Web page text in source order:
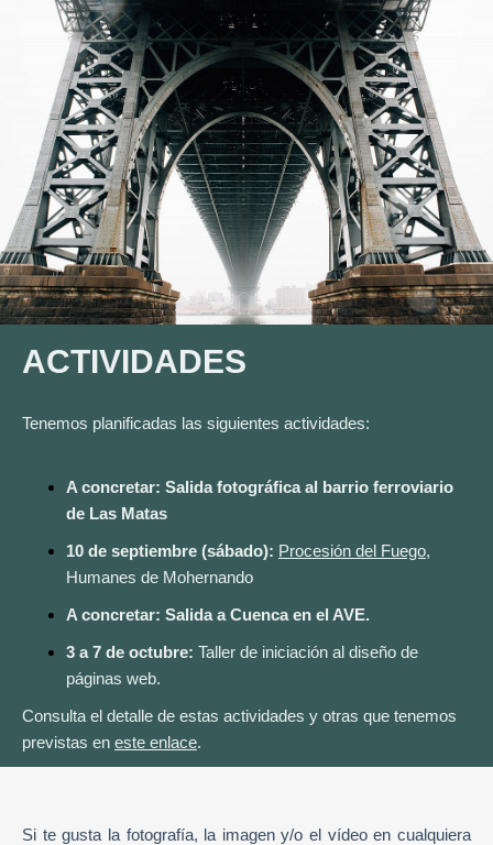
ACTIVIDADES
Tenemos planificadas las siguientes actividades:
A concretar: Salida fotográfica al barrio ferroviario
de Las Matas
10 de septiembre (sábado): Procesión del Fuego,
Humanes de Mohernando
A concretar: Salida a Cuenca en el AVE.
3 a 7 de octubre: Taller de iniciación al diseño de
páginas web.
Consulta el detalle de estas actividades y otras que tenemos
previstas en este enlace.
Si te gusta la fotografía, la imagen y/o el vídeo en cualquiera